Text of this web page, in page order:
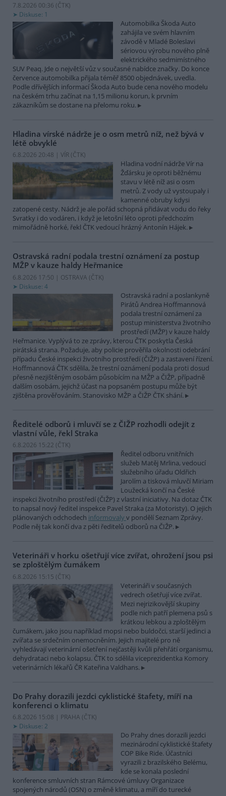
7.8.2026 00:36 (ČTK)
Diskuse: 1
Automobilka Škoda Auto
zahájila ve svém hlavním
závodě v Mladé Boleslavi
sériovou výrobu nového plně
elektrického sedmimístného
SUV Peaq. Jde o největší vůz v současné nabídce značky. Do konce
července automobilka přijala téměř 8500 objednávek, uvedla.
Podle dřívějších informací Škoda Auto bude cena nového modelu
na českém trhu začínat na 1,15 milionu korun, k prvním
zákazníkům se dostane na přelomu roku.
Hladina vírské nádrže je o osm metrů níž, než bývá v
létě obvyklé
6.8.2026 20:48 | VÍR (ČTK)
Hladina vodní nádrže Vír na
Žďársku je oproti běžnému
stavu v létě níž asi o osm
metrů. Z vody už vystoupaly i
kamenné obruby kdysi
zatopené cesty. Nádrž je ale pořád schopná přidávat vodu do řeky
Svratky i do vodáren, i když je letošní léto oproti předchozím
mimořádně horké, řekl ČTK vedoucí hrázný Antonín Hájek.
Ostravská radní podala trestní oznámení za postup
MŽP v kauze haldy Heřmanice
6.8.2026 17:50 | OSTRAVA (ČTK)
Diskuse: 4
Ostravská radní a poslankyně
Pirátů Andrea Hoffmannová
podala trestní oznámení za
postup ministerstva životního
prostředí (MŽP) v kauze haldy
Heřmanice. Vyplývá to ze zprávy, kterou ČTK poskytla Česká
pirátská strana. Požaduje, aby policie prověřila okolnosti odebrání
případu České inspekci životního prostředí (ČIŽP) a zastavení řízení.
Hoffmannová ČTK sdělila, že trestní oznámení podala proti dosud
přesně nezjištěným osobám působícím na MŽP a ČIŽP, případně
dalším osobám, jejichž účast na popsaném postupu může být
zjištěna prověřováním. Stanovisko MŽP a ČIŽP ČTK shání.
Ředitelé odborů i mluvčí se z ČIŽP rozhodli odejít z
vlastní vůle, řekl Straka
6.8.2026 15:22 (ČTK)
Ředitel odboru vnitřních
služeb Matěj Mrlina, vedoucí
služebního úřadu Oldřich
Jarolím a tisková mluvčí Miriam
Loužecká končí na České
inspekci životního prostředí (ČIŽP) z vlastní iniciativy. Na dotaz ČTK
to napsal nový ředitel inspekce Pavel Straka (za Motoristy). O jejich
plánovaných odchodech informovaly v pondělí Seznam Zprávy.
Podle něj tak končí dva z pěti ředitelů odborů na ČIŽP.
Veterináři v horku ošetřují více zvířat, ohrožení jsou psi
se zploštělým čumákem
6.8.2026 15:15 (ČTK)
Veterináři v současných
vedrech ošetřují více zvířat.
Mezi nejrizikovější skupiny
podle nich patří plemena psů s
krátkou lebkou a zploštělým
čumákem, jako jsou například mopsi nebo buldočci, starší jedinci a
zvířata se srdečním onemocněním. Jejich majitelé pro ně
vyhledávají veterinární ošetření nejčastěji kvůli přehřátí organismu,
dehydrataci nebo kolapsu. ČTK to sdělila viceprezidentka Komory
veterinárních lékařů ČR Kateřina Valdhans.
Do Prahy dorazili jezdci cyklistické štafety, míří na
konferenci o klimatu
6.8.2026 15:08 | PRAHA (ČTK)
Diskuse: 2
Do Prahy dnes dorazili jezdci
mezinárodní cyklistické štafety
COP Bike Ride. Účastníci
vyrazili z brazilského Belému,
kde se konala poslední
konference smluvních stran Rámcové úmluvy Organizace
spojených národů (OSN) o změně klimatu, a míří do turecké